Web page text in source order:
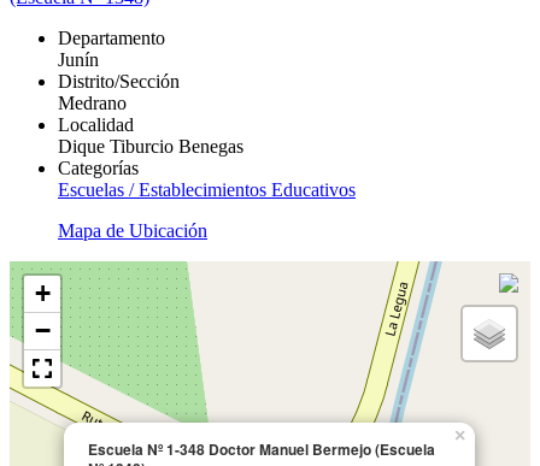
Departamento
Junín
Distrito/Sección
Medrano
Localidad
Dique Tiburcio Benegas
Categorías
Escuelas / Establecimientos Educativos
Mapa de Ubicación
Escuela Nº 1-348 Doctor Manuel Bermejo (Escuela
×
+
−